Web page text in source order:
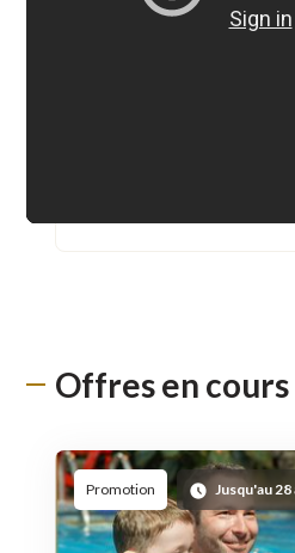
Offres en cours
Promotion Jusqu'au